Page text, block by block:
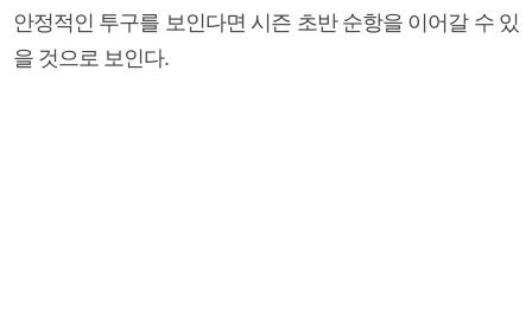
안정적인 투구를 보인다면 시즌 초반 순항을 이어갈 수 있
을 것으로 보인다.